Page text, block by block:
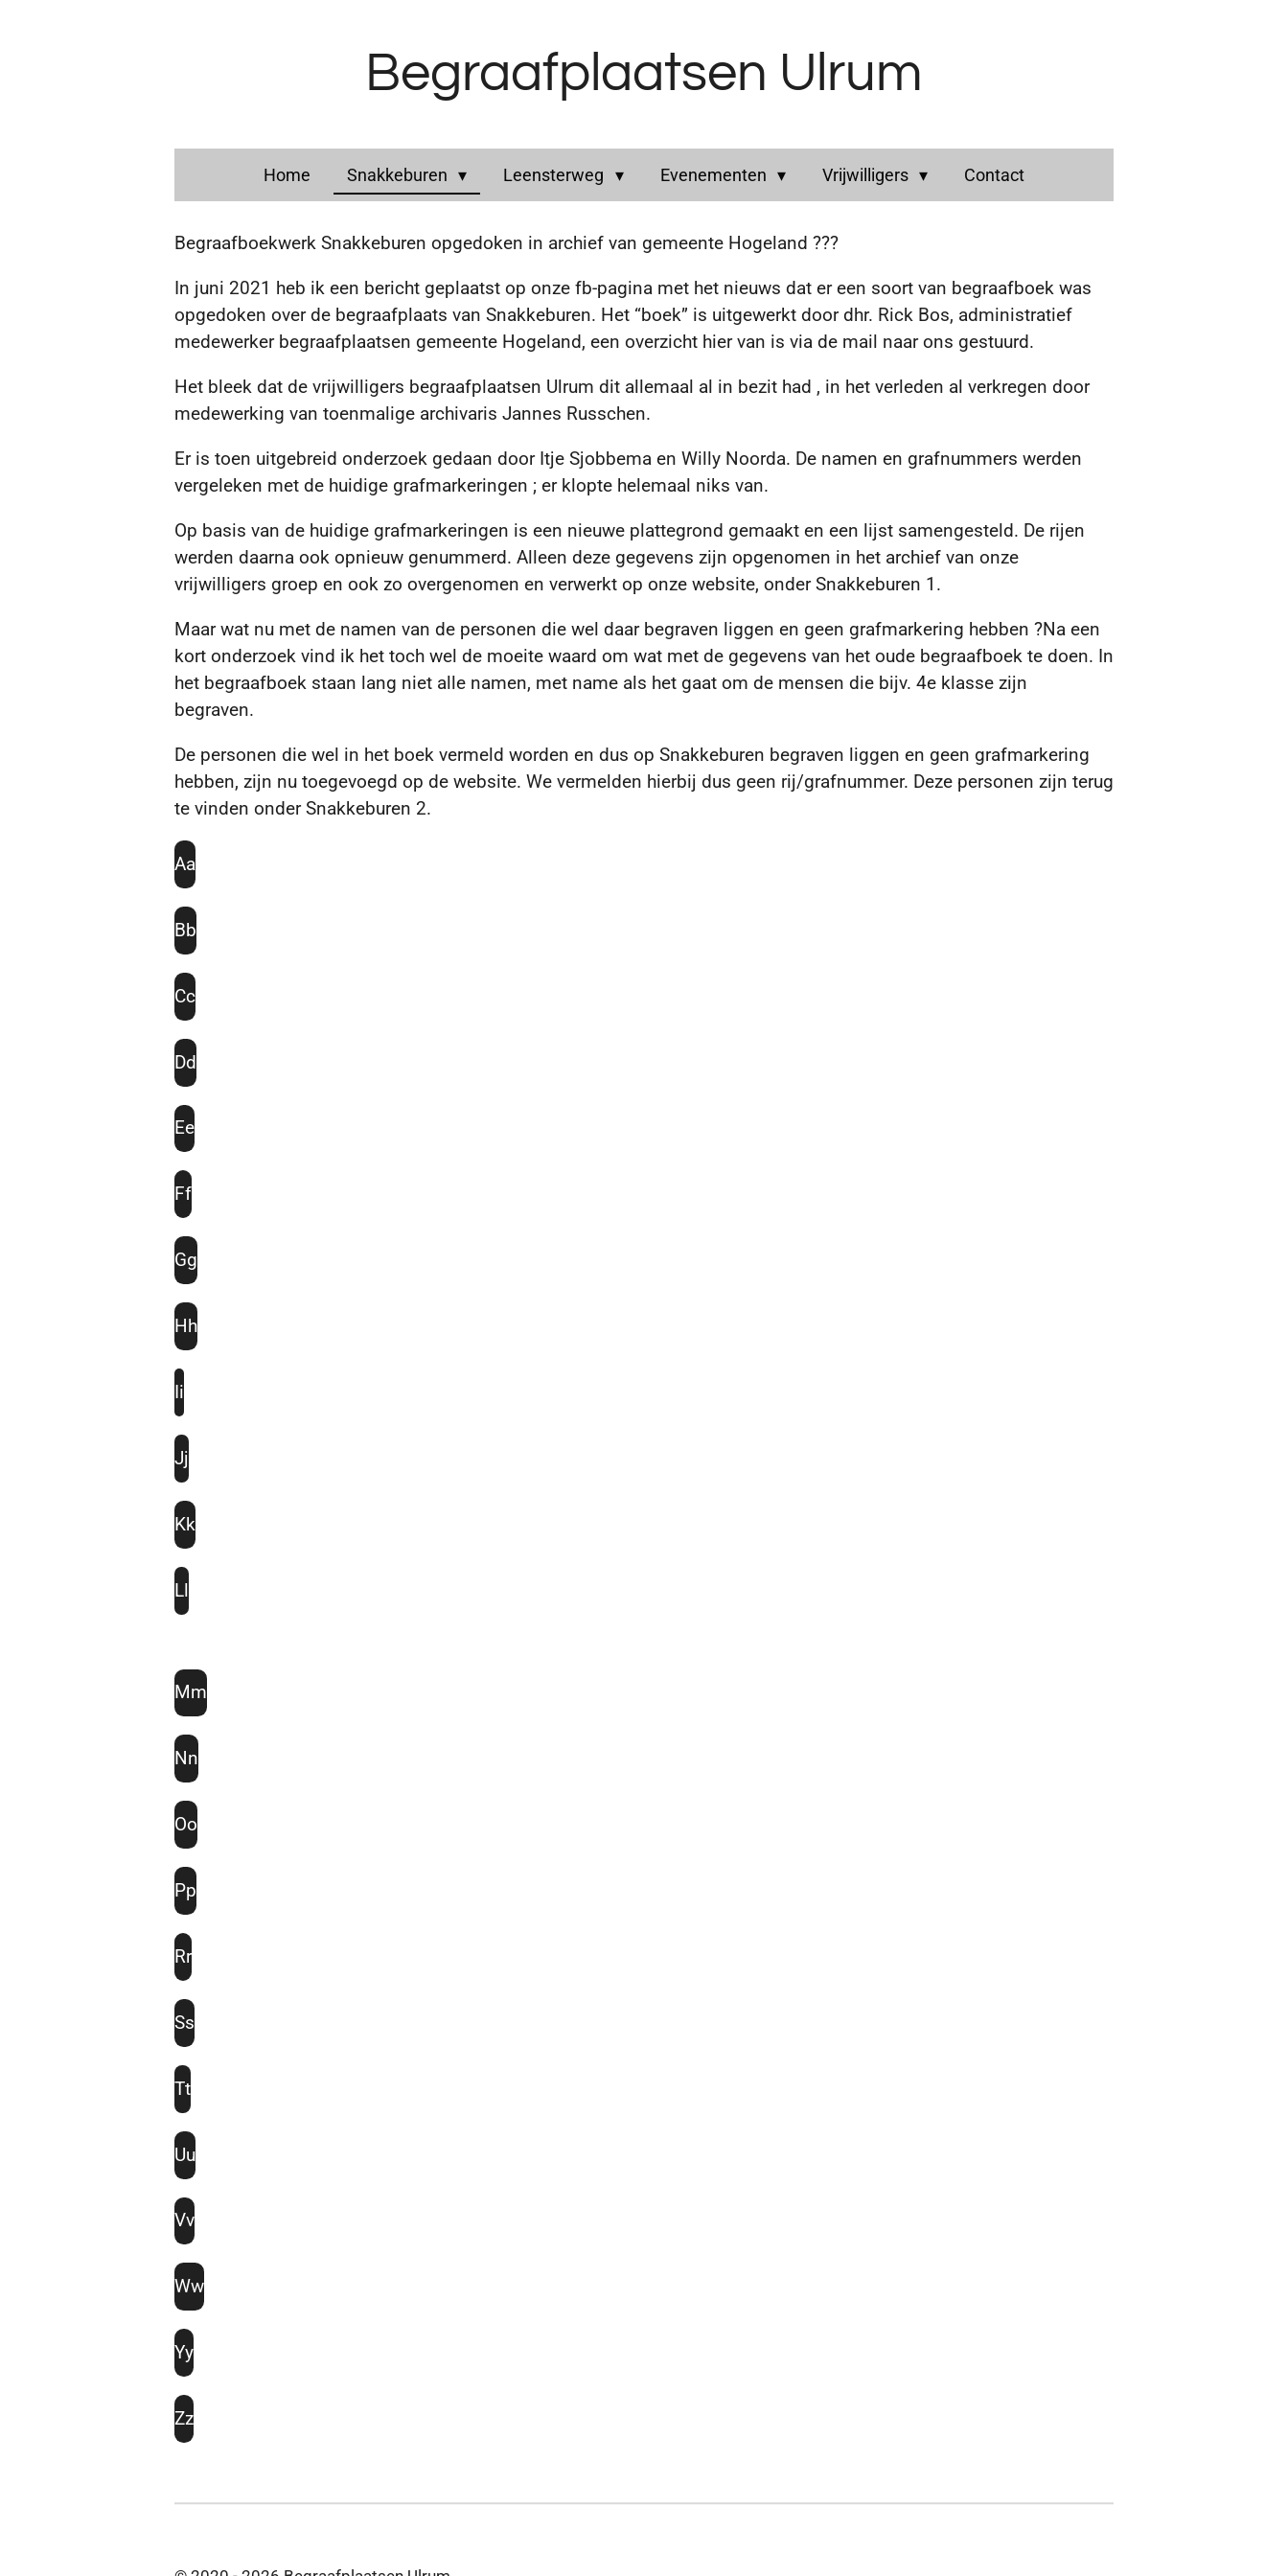
Begraafplaatsen Ulrum
Home Snakkeburen Leensterweg Evenementen Vrijwilligers Contact
Begraafboekwerk Snakkeburen opgedoken in archief van gemeente Hogeland ???
In juni 2021 heb ik een bericht geplaatst op onze fb-pagina met het nieuws dat er een soort van begraafboek was
opgedoken over de begraafplaats van Snakkeburen. Het “boek” is uitgewerkt door dhr. Rick Bos, administratief
medewerker begraafplaatsen gemeente Hogeland, een overzicht hier van is via de mail naar ons gestuurd.
Het bleek dat de vrijwilligers begraafplaatsen Ulrum dit allemaal al in bezit had , in het verleden al verkregen door
medewerking van toenmalige archivaris Jannes Russchen.
Er is toen uitgebreid onderzoek gedaan door Itje Sjobbema en Willy Noorda. De namen en grafnummers werden
vergeleken met de huidige grafmarkeringen ; er klopte helemaal niks van.
Op basis van de huidige grafmarkeringen is een nieuwe plattegrond gemaakt en een lijst samengesteld. De rijen
werden daarna ook opnieuw genummerd. Alleen deze gegevens zijn opgenomen in het archief van onze
vrijwilligers groep en ook zo overgenomen en verwerkt op onze website, onder Snakkeburen 1.
Maar wat nu met de namen van de personen die wel daar begraven liggen en geen grafmarkering hebben ?Na een
kort onderzoek vind ik het toch wel de moeite waard om wat met de gegevens van het oude begraafboek te doen. In
het begraafboek staan lang niet alle namen, met name als het gaat om de mensen die bijv. 4e klasse zijn
begraven.
De personen die wel in het boek vermeld worden en dus op Snakkeburen begraven liggen en geen grafmarkering
hebben, zijn nu toegevoegd op de website. We vermelden hierbij dus geen rij/grafnummer. Deze personen zijn terug
te vinden onder Snakkeburen 2.
Aa
Bb
Cc
Dd
Ee
Ff
Gg
Hh
Ii
Jj
Kk
Ll
Mm
Nn
Oo
Pp
Rr
Ss
Tt
Uu
Vv
Ww
Yy
Zz